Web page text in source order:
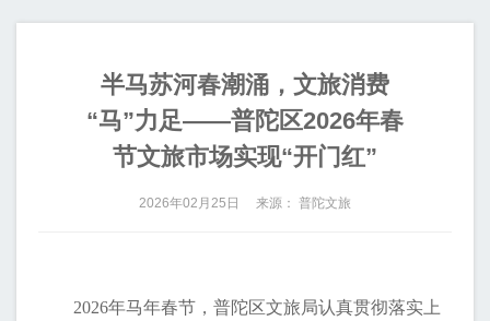
半马苏河春潮涌，文旅消费
“马”力足——普陀区2026年春
节文旅市场实现“开门红”
2026年02月25日 来源： 普陀文旅
2026年马年春节，普陀区文旅局认真贯彻落实上